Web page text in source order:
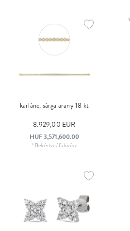
karlánc, sárga arany 18 kt
8.929,00 EUR
HUF 3,571,600.00
* Beleértve áfa kivéve